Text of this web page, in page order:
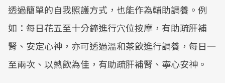
透過簡單的自我照護方式，也能作為輔助調養。例
如：每日花五至十分鐘進行穴位按摩，有助疏肝補
腎、安定心神，亦可透過溫和茶飲進行調養，每日一
至兩次、以熱飲為佳，有助疏肝補腎、寧心安神。